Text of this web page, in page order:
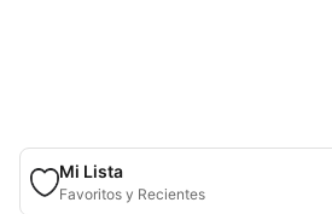
Mi Lista
Favoritos y Recientes